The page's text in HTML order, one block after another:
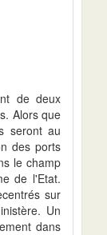
de deux
Alors que
seront au
des ports
le champ
de l'Etat.
sur
Un
dans